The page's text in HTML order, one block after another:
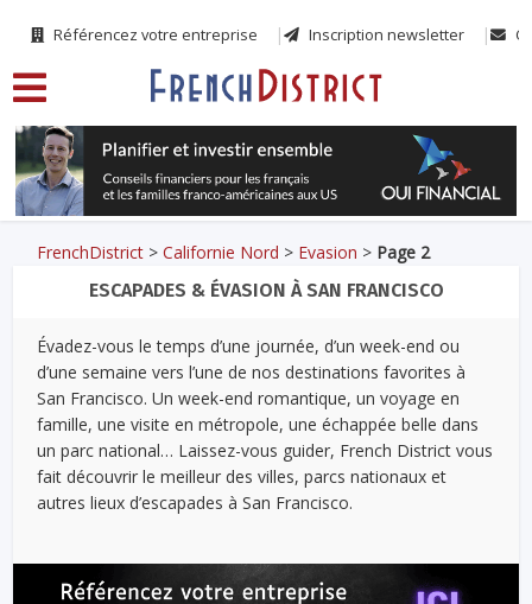
Référencez votre entreprise Inscription newsletter
FrenchDistrict >Californie Nord > Evasion > Page 2
ESCAPADES & ÉVASION À SAN FRANCISCO
Évadez-vous le temps d’une journée, d’un week-end ou
d’une semaine vers l’une de nos destinations favorites à
San Francisco. Un week-end romantique, un voyage en
famille, une visite en métropole, une échappée belle dans
un parc national… Laissez-vous guider, French District vous
fait découvrir le meilleur des villes, parcs nationaux et
autres lieux d’escapades à San Francisco.